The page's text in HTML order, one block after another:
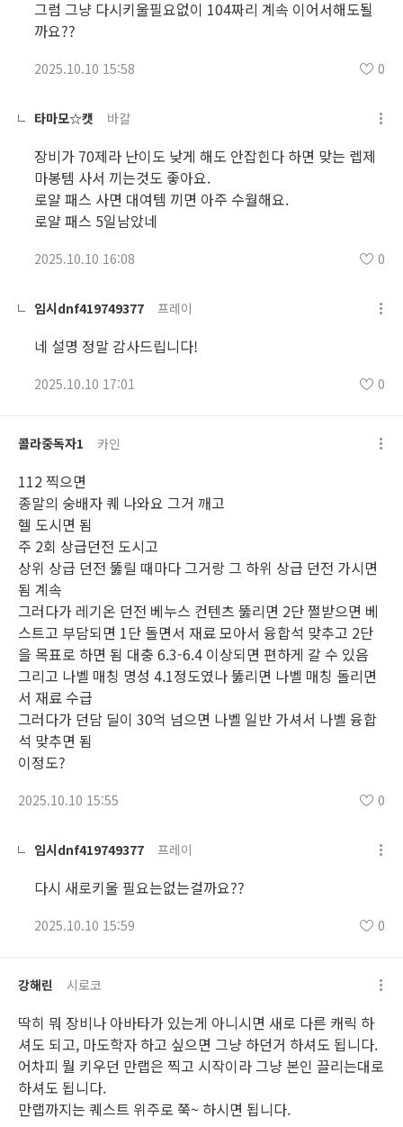
그럼 그냥 다시키울필요없이 104짜리 계속 이어서해도될
까요??
2025.10.10 15:58 0
타마모☆캣 바칼
장비가 70제라 난이도 낮게 해도 안잡힌다 하면 맞는 렙제
마봉템 사서 끼는것도 좋아요.
로얄 패스 사면 대여템 끼면 아주 수월해요.
로얄 패스 5일남았네
2025.10.10 16:08 0
임시dnf419749377 프레이
네 설명 정말 감사드립니다!
2025.10.10 17:01 0
콜라중독자1 카인
112 찍으면
종말의 숭배자 퀘 나와요 그거 깨고
헬 도시면 됨
주 2회 상급던전 도시고
상위 상급 던전 뚫릴 때마다 그거랑 그 하위 상급 던전 가시면
됨 계속
그러다가 레기온 던전 베누스 컨텐츠 뚫리면 2단 쩔받으면 베
스트고 부담되면 1단 돌면서 재료 모아서 융합석 맞추고 2단
을 목표로 하면 됨 대충 6.3-6.4 이상되면 편하게 갈 수 있음
그리고 나벨 매칭 명성 4.1정도였나 뚫리면 나벨 매칭 돌리면
서 재료 수급
그러다가 던담 딜이 30억 넘으면 나벨 일반 가셔서 나벨 융합
석 맞추면 됨
이정도?
2025.10.10 15:55 0
임시dnf419749377 프레이
다시 새로키울 필요는없는걸까요??
2025.10.10 15:59 0
강해린 시로코
딱히 뭐 장비나 아바타가 있는게 아니시면 새로 다른 캐릭 하
셔도 되고, 마도학자 하고 싶으면 그냥 하던거 하셔도 됩니다.
어차피 뭘 키우던 만랩은 찍고 시작이라 그냥 본인 끌리는대로
하셔도 됩니다.
만랩까지는 퀘스트 위주로 쭉~ 하시면 됩니다.